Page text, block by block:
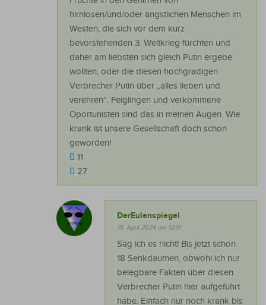
hirnlosen/und/oder ängstlichen Menschen im
Westen, die sich vor dem kurz
bevorstehenden 3. Weltkrieg fürchten und
daher am liebsten sich gleich Putin ergebe
wollten, oder die diesen hochgradigen
Verbrecher Putin über „alles lieben und
verehren“. Feiglingen und verkommene
Oportunisten sind das in meinen Augen. Wie
krank ist unsere Gesellschaft doch schon
geworden!
11
27
DerEulenspiegel
15. April 2024 um 12:51
Sag ich es nicht! Bis jetzt schon
18 Senkdaumen, obwohl ich nur
belegbare Fakten über diesen
Verbrecher Putin hier aufgeführt
habe. Einfach nur noch krank bis